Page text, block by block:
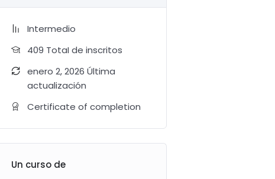
Intermedio
409 TotaI de inscritos
enero 2, 2026 Última
actualización
Certificate of completion
Un curso de